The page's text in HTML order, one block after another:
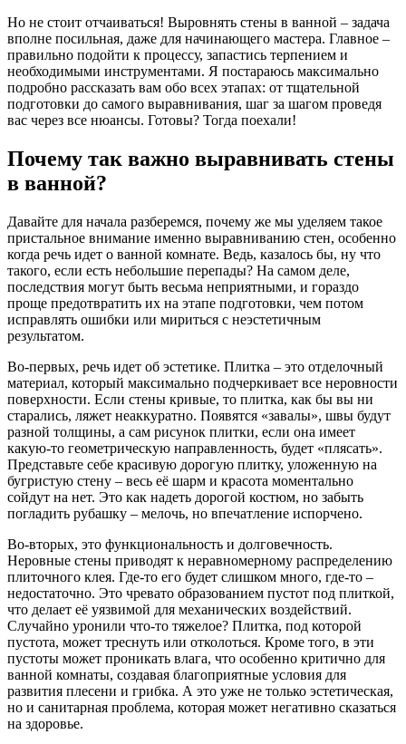
Но не стоит отчаиваться! Выровнять стены в ванной – задача
вполне посильная, даже для начинающего мастера. Главное –
правильно подойти к процессу, запастись терпением и
необходимыми инструментами. Я постараюсь максимально
подробно рассказать вам обо всех этапах: от тщательной
подготовки до самого выравнивания, шаг за шагом проведя
вас через все нюансы. Готовы? Тогда поехали!
Почему так важно выравнивать стены
в ванной?
Давайте для начала разберемся, почему же мы уделяем такое
пристальное внимание именно выравниванию стен, особенно
когда речь идет о ванной комнате. Ведь, казалось бы, ну что
такого, если есть небольшие перепады? На самом деле,
последствия могут быть весьма неприятными, и гораздо
проще предотвратить их на этапе подготовки, чем потом
исправлять ошибки или мириться с неэстетичным
результатом.
Во-первых, речь идет об эстетике. Плитка – это отделочный
материал, который максимально подчеркивает все неровности
поверхности. Если стены кривые, то плитка, как бы вы ни
старались, ляжет неаккуратно. Появятся «завалы», швы будут
разной толщины, а сам рисунок плитки, если она имеет
какую-то геометрическую направленность, будет «плясать».
Представьте себе красивую дорогую плитку, уложенную на
бугристую стену – весь её шарм и красота моментально
сойдут на нет. Это как надеть дорогой костюм, но забыть
погладить рубашку – мелочь, но впечатление испорчено.
Во-вторых, это функциональность и долговечность.
Неровные стены приводят к неравномерному распределению
плиточного клея. Где-то его будет слишком много, где-то –
недостаточно. Это чревато образованием пустот под плиткой,
что делает её уязвимой для механических воздействий.
Случайно уронили что-то тяжелое? Плитка, под которой
пустота, может треснуть или отколоться. Кроме того, в эти
пустоты может проникать влага, что особенно критично для
ванной комнаты, создавая благоприятные условия для
развития плесени и грибка. А это уже не только эстетическая,
но и санитарная проблема, которая может негативно сказаться
на здоровье.